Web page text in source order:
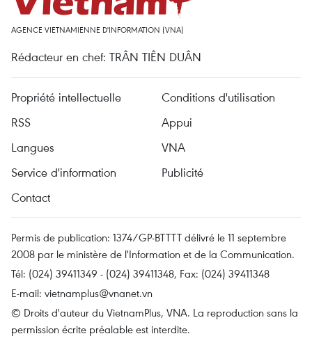
AGENCE VIETNAMIENNE D'INFORMATION (VNA)
Rédacteur en chef: TRÂN TIÊN DUÂN
Propriété intellectuelle
Conditions d'utilisation
RSS
Appui
Langues
VNA
Service d'information
Publicité
Contact
Permis de publication: 1374/GP-BTTTT délivré le 11 septembre
2008 par le ministère de l'Information et de la Communication.
Tél: (024) 39411349 - (024) 39411348, Fax: (024) 39411348
E-mail: vietnamplus@vnanet.vn
© Droits d'auteur du VietnamPlus, VNA. La reproduction sans la
permission écrite préalable est interdite.